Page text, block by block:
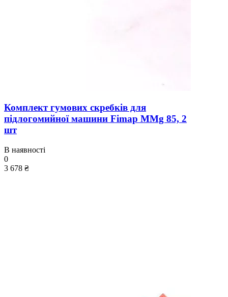
Комплект гумових скребків для
підлогомийної машини Fimap MMg 85, 2
шт
В наявності
0
3 678 ₴